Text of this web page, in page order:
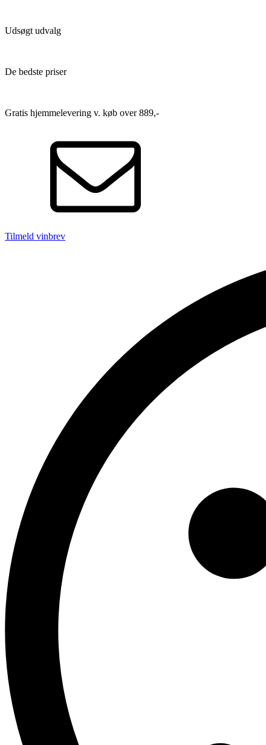
Udsøgt udvalg
De bedste priser
Gratis hjemmelevering v. køb over 889,-
Tilmeld vinbrev